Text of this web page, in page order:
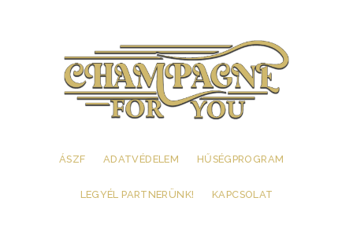
ÁSZF ADATVÉDELEM HŰSÉGPROGRAM
LEGYÉL PARTNERÜNK! KAPCSOLAT